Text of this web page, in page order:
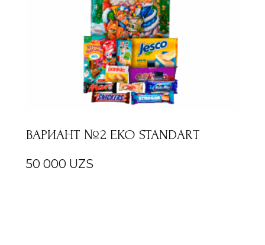
ВАРИАНТ №2 EKO STANDART
50 000 UZS